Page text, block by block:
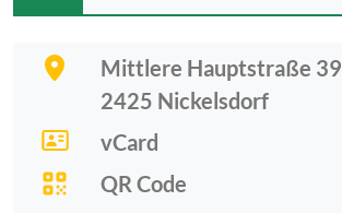
Mittlere Hauptstraße 39
2425 Nickelsdorf
vCard
QR Code